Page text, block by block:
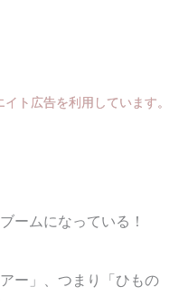
ト広告を利用しています。
ームになっている！
ー 」、つまり「ひもの